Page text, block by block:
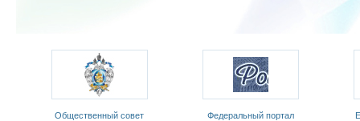
Общественный совет
Федеральный портал